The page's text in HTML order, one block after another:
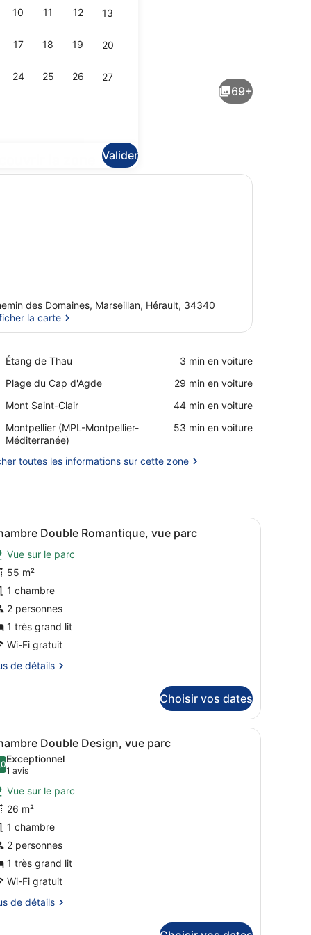
10 11 12 13
17 18 19 20
24 25 26 27
Valider
Restaurant
69+
des Domaines, Marseillan, Hérault, 34340
la carte
Étang de Thau
Place,
de
‪3 min en voiture‬
Plage du Cap d'Agde
Place,
du
d'Agde
‪29 min en voiture‬
Mont Saint-Clair
Place,
Saint-
Clair
‪44 min en voiture‬
Montpellier (MPL-Montpellier-
Méditerranée)
Airport,
Montpellier
Montpellier-
‪53 min en voiture‬
toutes les informations sur cette zone
une porte ouverte.
un jardin, avec une clôture en bois et des arbres.
:
Une chambre à coucher moderne, avec
6 Double Romantique, vue parc
Vue sur le parc
55 m²
1 chambre
2 personnes
1 très grand lit
Wi-Fi gratuit
de détails
Choisir vos dates
oreillers, un tableau au mur, une lampe et des rideaux.
:
Une chambre à coucher avec un lit, des
5 Double Design, vue parc
sur 10
Exceptionnel
1 avis
(1 avis)
Vue sur le parc
26 m²
1 chambre
2 personnes
1 très grand lit
Wi-Fi gratuit
de détails